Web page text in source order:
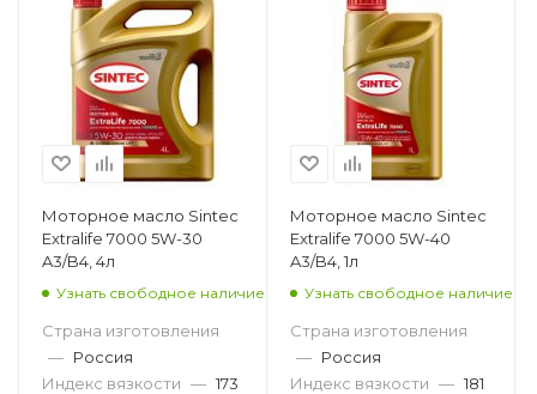
Моторное масло Sintec
Extralife 7000 5W-30
A3/B4, 4л
Узнать свободное наличие
Страна изготовления
— Россия
Индекс вязкости — 173
Моторное масло Sintec
Extralife 7000 5W-40
A3/B4, 1л
Узнать свободное наличие
Страна изготовления
— Россия
Индекс вязкости — 181